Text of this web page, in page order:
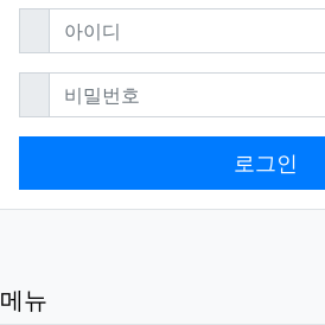
아이디필수
비밀번호필수
로그인
메뉴